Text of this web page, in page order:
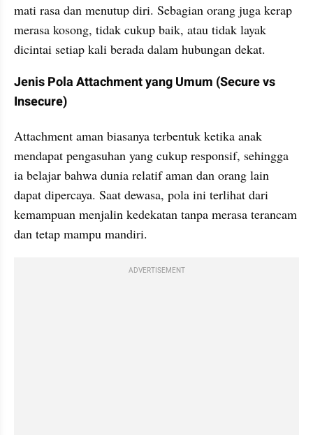
mati rasa dan menutup diri. Sebagian orang juga kerap
merasa kosong, tidak cukup baik, atau tidak layak
dicintai setiap kali berada dalam hubungan dekat.
Jenis Pola Attachment yang Umum (Secure vs
Insecure)
Attachment aman biasanya terbentuk ketika anak
mendapat pengasuhan yang cukup responsif, sehingga
ia belajar bahwa dunia relatif aman dan orang lain
dapat dipercaya. Saat dewasa, pola ini terlihat dari
kemampuan menjalin kedekatan tanpa merasa terancam
dan tetap mampu mandiri.
ADVERTISEMENT